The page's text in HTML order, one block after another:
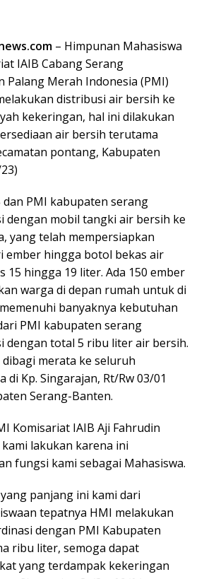
– Himpunan Mahasiswa
IAIB Cabang Serang
Palang Merah Indonesia (PMI)
distribusi air bersih ke
kekeringan, hal ini dilakukan
air bersih terutama
pontang, Kabupaten
PMI kabupaten serang
dengan mobil tangki air bersih ke
yang telah mempersiapkan
ember hingga botol bekas air
15 hingga 19 liter. Ada 150 ember
warga di depan rumah untuk di
banyaknya kebutuhan
PMI kabupaten serang
dengan total 5 ribu liter air bersih.
merata ke seluruh
di Kp. Singarajan, Rt/Rw 03/01
Serang-Banten.
Komisariat IAIB Aji Fahrudin
lakukan karena ini
fungsi kami sebagai Mahasiswa.
panjang ini kami dari
tepatnya HMI melakukan
dengan PMI Kabupaten
ribu liter, semoga dapat
yang terdampak kekeringan